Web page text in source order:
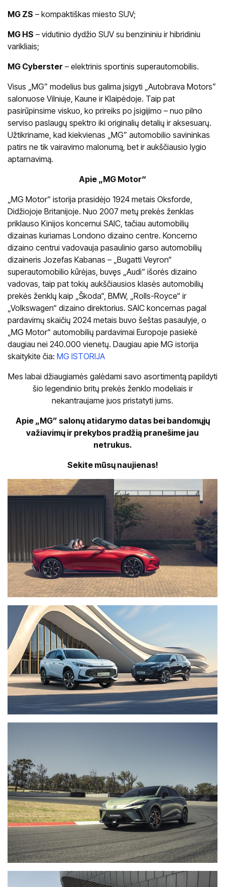
MG ZS – kompaktiškas miesto SUV;
MG HS – vidutinio dydžio SUV su benzininiu ir hibridiniu
varikliais;
MG Cyberster – elektrinis sportinis superautomobilis.
Visus „MG” modelius bus galima įsigyti „Autobrava Motors”
salonuose Vilniuje, Kaune ir Klaipėdoje. Taip pat
pasirūpinsime viskuo, ko prireiks po įsigijimo – nuo pilno
serviso paslaugų spektro iki originalių detalių ir aksesuarų.
Užtikriname, kad kiekvienas „MG” automobilio savininkas
patirs ne tik vairavimo malonumą, bet ir aukščiausio lygio
aptarnavimą.
Apie „MG Motor“
„MG Motor“ istorija prasidėjo 1924 metais Oksforde,
Didžiojoje Britanijoje. Nuo 2007 metų prekės ženklas
priklauso Kinijos koncernui SAIC, tačiau automobilių
dizainas kuriamas Londono dizaino centre. Koncerno
dizaino centrui vadovauja pasaulinio garso automobilių
dizaineris Jozefas Kabanas – „Bugatti Veyron“
superautomobilio kūrėjas, buvęs „Audi“ išorės dizaino
vadovas, taip pat tokių aukščiausios klasės automobilių
prekės ženklų kaip „Škoda“, BMW, „Rolls-Royce“ ir
„Volkswagen“ dizaino direktorius. SAIC koncernas pagal
pardavimų skaičių 2024 metais buvo šeštas pasaulyje, o
„MG Motor“ automobilių pardavimai Europoje pasiekė
daugiau nei 240.000 vienetų. Daugiau apie MG istorija
skaitykite čia: MG ISTORIJA
Mes labai džiaugiamės galėdami savo asortimentą papildyti
šio legendinio britų prekės ženklo modeliais ir
nekantraujame juos pristatyti jums.
Apie „MG” salonų atidarymo datas bei bandomųjų
važiavimų ir prekybos pradžią pranešime jau
netrukus.
Sekite mūsų naujienas!